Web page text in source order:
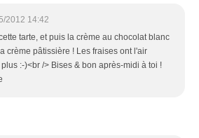
2012 14:42
tarte, et puis la crème au chocolat blanc
crème pâtissière ! Les fraises ont l'air
:-)<br /> Bises & bon après-midi à toi !